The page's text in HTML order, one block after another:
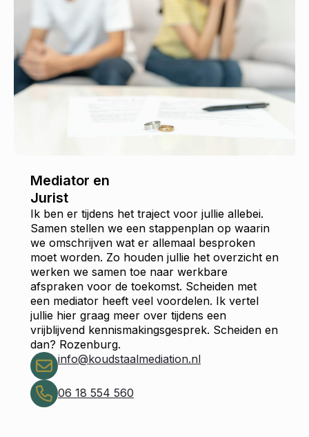
Mediator en
Jurist
Ik ben er tijdens het traject voor jullie allebei.
Samen stellen we een stappenplan op waarin
we omschrijven wat er allemaal besproken
moet worden. Zo houden jullie het overzicht en
werken we samen toe naar werkbare
afspraken voor de toekomst. Scheiden met
een mediator heeft veel voordelen. Ik vertel
jullie hier graag meer over tijdens een
vrijblijvend kennismakingsgesprek. Scheiden en
dan? Rozenburg.
info@koudstaalmediation.nl
06 18 554 560